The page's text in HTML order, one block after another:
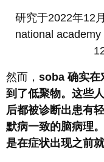
研究于2022年12
national academy
然而， soba 确实在
到了低聚物。这些
后都被诊断出患有
默病一致的脑病理
是在症状出现之前